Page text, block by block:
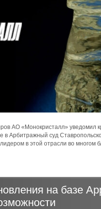
АО «Монокристалл» уведомил
в Арбитражный суд
в этой отрасли во многом
на базе